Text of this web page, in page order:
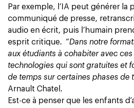
Par exemple, l’IA peut générer la
communiqué de presse,
audio en écrit, puis l’humain
esprit critique. “Dans notre
aux étudiants à cohabiter avec ces
technologies qui sont gratuites et
de temps sur certaines phases de
Arnault Chatel.
Est-ce à penser que les enfants